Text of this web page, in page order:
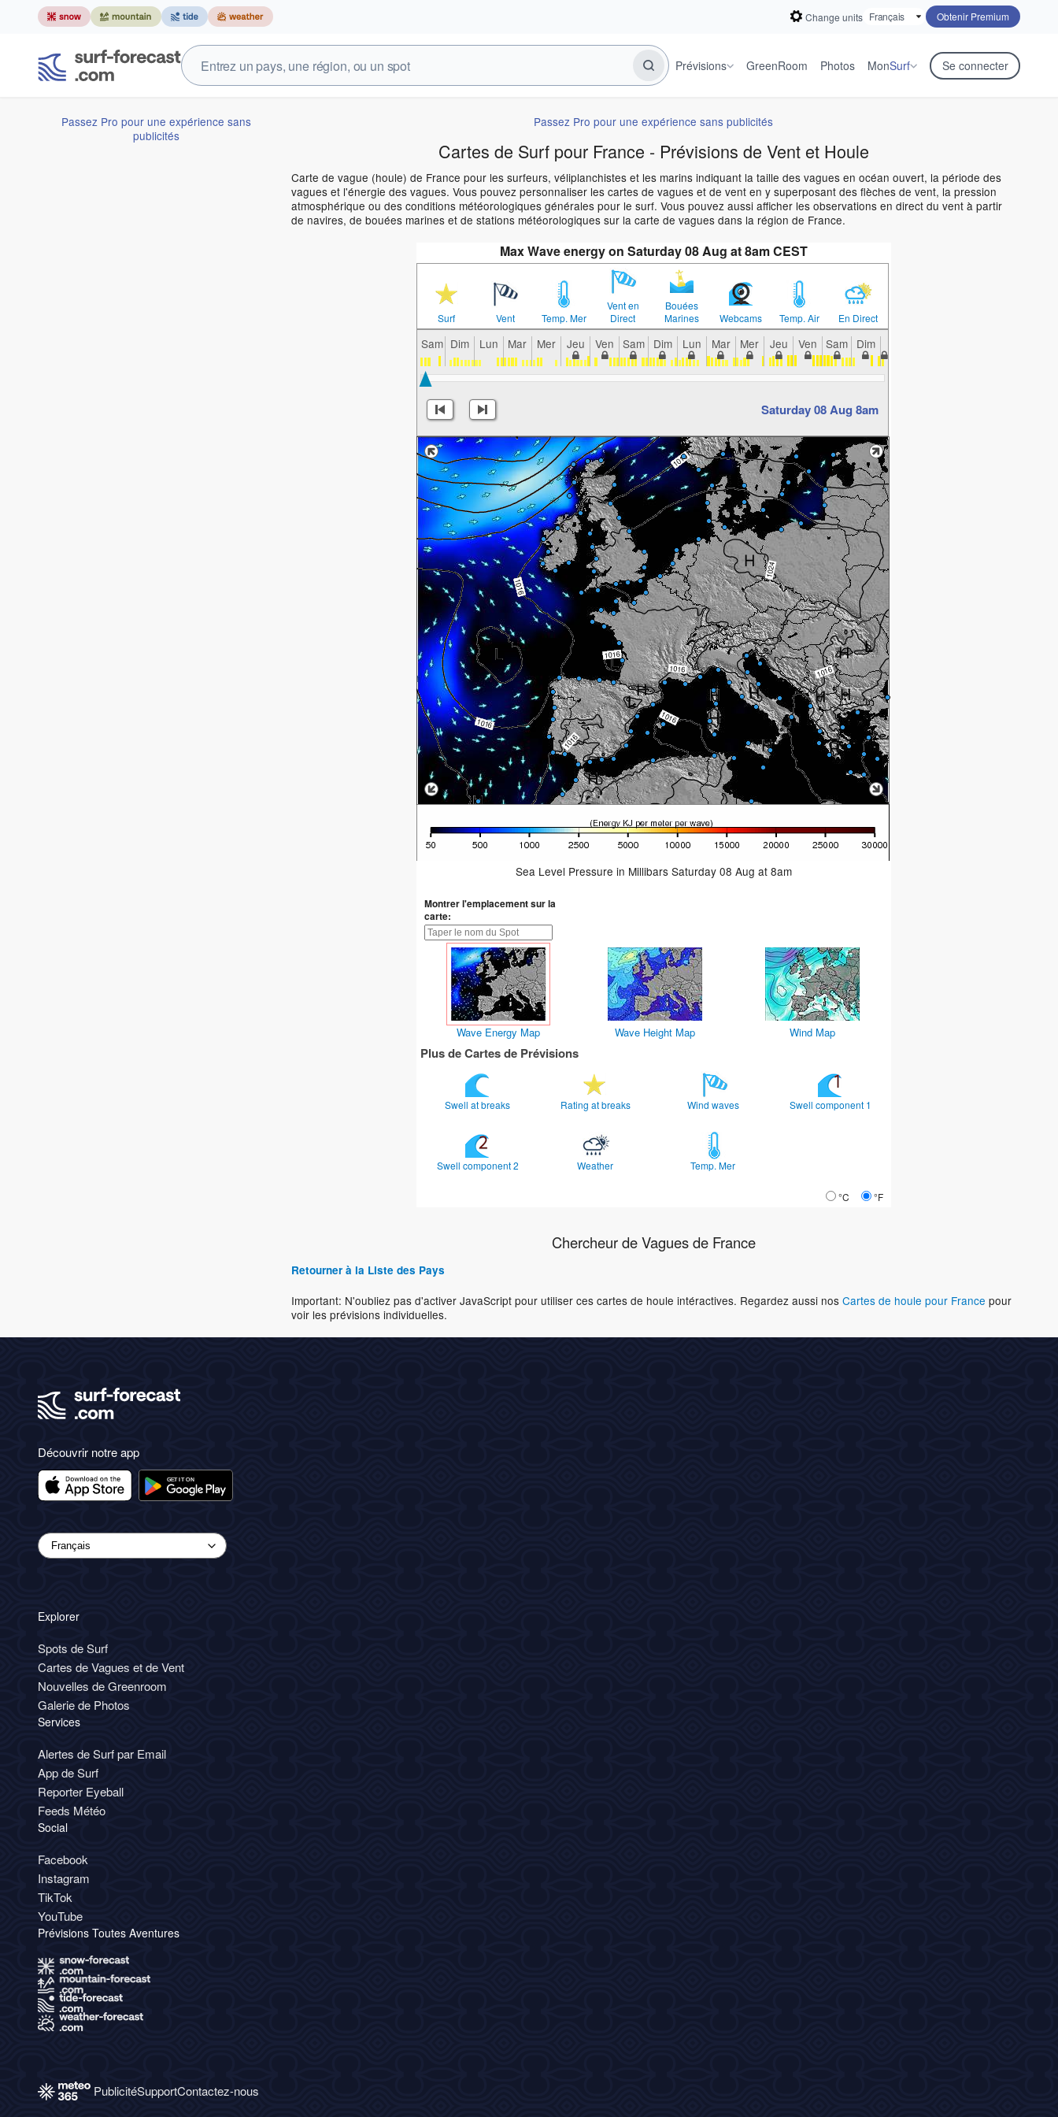
Change units Obtenir Premium
Prévisions GreenRoom Photos MonSurf Se connecter
Passez Pro pour une expérience sans
publicités
Passez Pro pour une expérience sans publicités
Cartes de Surf pour France - Prévisions de Vent et Houle
Carte de vague (houle) de France pour les surfeurs, véliplanchistes et les marins indiquant la taille des vagues en océan ouvert, la période des
vagues et l'énergie des vagues. Vous pouvez personnaliser les cartes de vagues et de vent en y superposant des flèches de vent, la pression
atmosphérique ou des conditions météorologiques générales pour le surf. Vous pouvez aussi afficher les observations en direct du vent à partir
de navires, de bouées marines et de stations météorologiques sur la carte de vagues dans la région de France.
Max Wave energy on Saturday 08 Aug at 8am CEST
Surf Vent Temp. Mer
Vent en
Direct
Bouées
Marines
Webcams Temp. Air En Direct
Sam Dim Lun Mar Mer Jeu Ven Sam Dim Lun Mar Mer Jeu Ven Sam Dim
Saturday 08 Aug 8am
Sea Level Pressure in Millibars Saturday 08 Aug at 8am
Montrer l'emplacement sur la
carte:
Wave Energy Map Wave Height Map Wind Map
Plus de Cartes de Prévisions
Swell at breaks Rating at breaks Wind waves Swell component 1
Swell component 2 Weather Temp. Mer
°C °F
Chercheur de Vagues de France
Retourner à la Liste des Pays
Important: N'oubliez pas d'activer JavaScript pour utiliser ces cartes de houle intéractives. Regardez aussi nos Cartes de houle pour France pour
voir les prévisions individuelles.
Découvrir notre app
Explorer
Spots de Surf
Cartes de Vagues et de Vent
Nouvelles de Greenroom
Galerie de Photos
Services
Alertes de Surf par Email
App de Surf
Reporter Eyeball
Feeds Météo
Social
Facebook
Instagram
TikTok
YouTube
Prévisions Toutes Aventures
PublicitéSupportContactez-nous